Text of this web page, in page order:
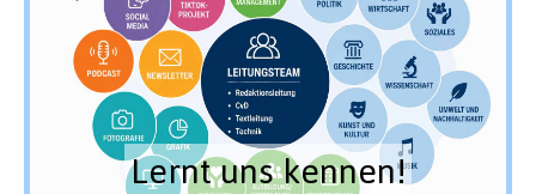
Lernt uns kennen!